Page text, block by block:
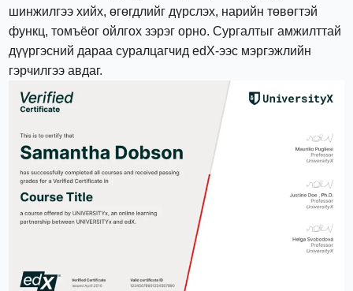
шинжилгээ хийх, өгөгдлийг дүрслэх, нарийн төвөгтэй
функц, томъёог ойлгох зэрэг орно. Сургалтыг амжилттай
дүүргэсний дараа суралцагчид edX-ээс мэргэжлийн
гэрчилгээ авдаг.